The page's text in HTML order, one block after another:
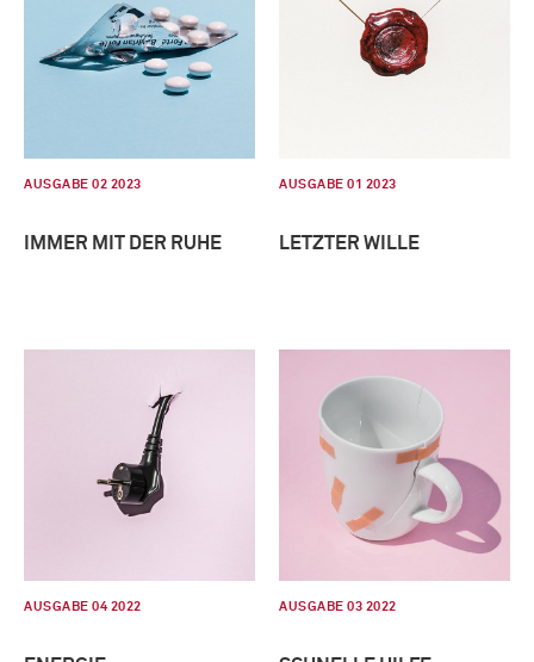
AUSGABE 02 2023
IMMER MIT DER RUHE
AUSGABE 01 2023
LETZTER WILLE
AUSGABE 04 2022 AUSGABE 03 2022